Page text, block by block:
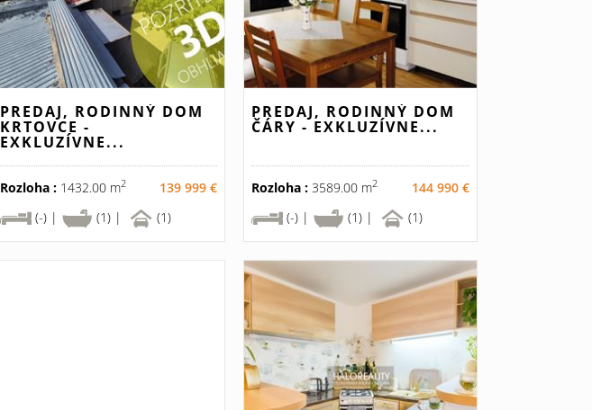
PREDAJ, RODINNÝ DOM
KRTOVCE -
EXKLUZÍVNE...
Rozloha :1432.00 m2
139 999 €
(-) |
(1) | (1)
PREDAJ, RODINNÝ DOM
ČÁRY - EXKLUZÍVNE...
Rozloha : 3589.00 m2
144 990 €
(-) |
(1) | (1)